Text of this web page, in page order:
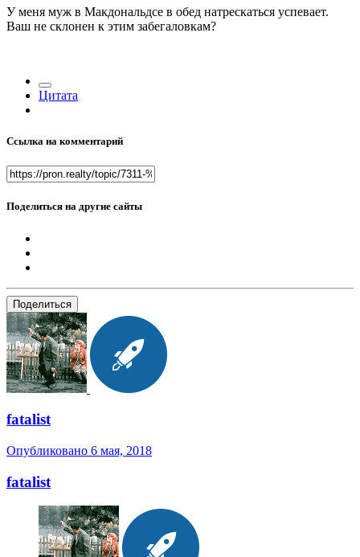
У меня муж в Макдональдсе в обед натрескаться успевает.
Ваш не склонен к этим забегаловкам?
Цитата
Ссылка на комментарий
Поделиться на другие сайты
Поделиться
fatalist
Опубликовано 6 мая, 2018
fatalist